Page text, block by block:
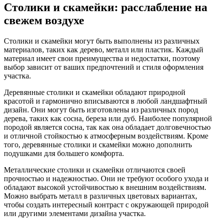
Столики и скамейки: расслабление на
свежем воздухе
Столики и скамейки могут быть выполнены из различных
материалов, таких как дерево, металл или пластик. Каждый
материал имеет свои преимущества и недостатки, поэтому
выбор зависит от ваших предпочтений и стиля оформления
участка.
Деревянные столики и скамейки обладают природной
красотой и гармонично вписываются в любой ландшафтный
дизайн. Они могут быть изготовлены из различных пород
дерева, таких как сосна, береза или дуб. Наиболее популярной
породой является сосна, так как она обладает долговечностью
и отличной стойкостью к атмосферным воздействиям. Кроме
того, деревянные столики и скамейки можно дополнить
подушками для большего комфорта.
Металлические столики и скамейки отличаются своей
прочностью и надежностью. Они не требуют особого ухода и
обладают высокой устойчивостью к внешним воздействиям.
Можно выбрать металл в различных цветовых вариантах,
чтобы создать интересный контраст с окружающей природой
или другими элементами дизайна участка.